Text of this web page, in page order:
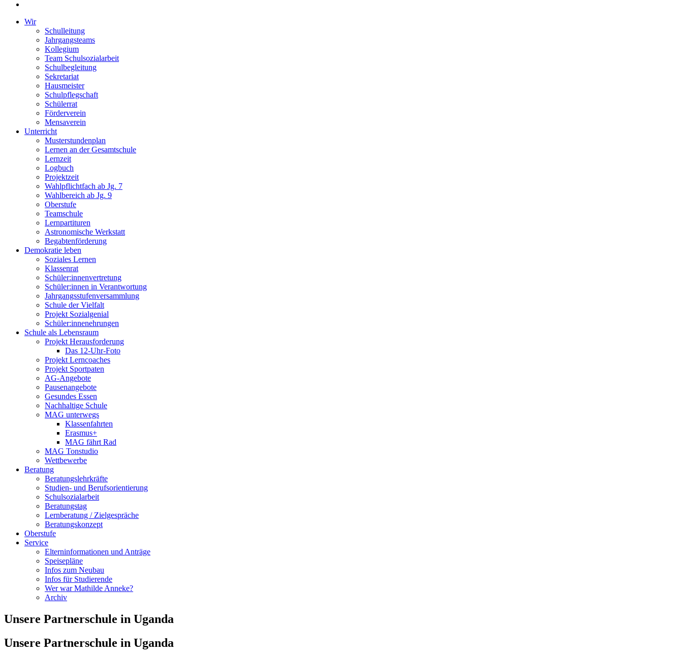
Wir
Schulleitung
Jahrgangsteams
Kollegium
Team Schulsozialarbeit
Schulbegleitung
Sekretariat
Hausmeister
Schulpflegschaft
Schülerrat
Förderverein
Mensaverein
Unterricht
Musterstundenplan
Lernen an der Gesamtschule
Lernzeit
Logbuch
Projektzeit
Wahlpflichtfach ab Jg. 7
Wahlbereich ab Jg. 9
Oberstufe
Teamschule
Lernpartituren
Astronomische Werkstatt
Begabtenförderung
Demokratie leben
Soziales Lernen
Klassenrat
Schüler:innenvertretung
Schüler:innen in Verantwortung
Jahrgangsstufenversammlung
Schule der Vielfalt
Projekt Sozialgenial
Schüler:innenehrungen
Schule als Lebensraum
Projekt Herausforderung
Das 12-Uhr-Foto
Projekt Lerncoaches
Projekt Sportpaten
AG-Angebote
Pausenangebote
Gesundes Essen
Nachhaltige Schule
MAG unterwegs
Klassenfahrten
Erasmus+
MAG fährt Rad
MAG Tonstudio
Wettbewerbe
Beratung
Beratungslehrkräfte
Studien- und Berufsorientierung
Schulsozialarbeit
Beratungstag
Lernberatung / Zielgespräche
Beratungskonzept
Oberstufe
Service
Elterninformationen und Anträge
Speisepläne
Infos zum Neubau
Infos für Studierende
Wer war Mathilde Anneke?
Archiv
Unsere Partnerschule in Uganda
Unsere Partnerschule in Uganda